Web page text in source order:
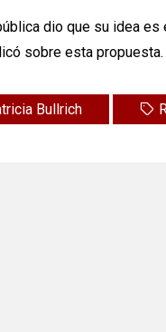
dio que su idea
sobre esta propuesta.
Bullrich